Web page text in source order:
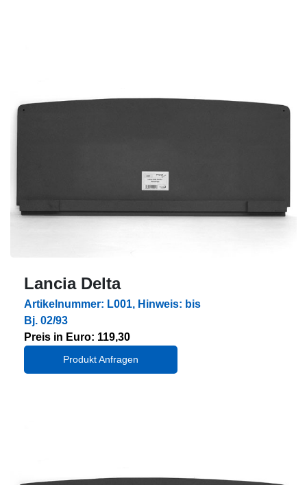
Lancia Delta
Artikelnummer: L001, Hinweis: bis
Bj. 02/93
Preis in Euro: 119,30
Produkt Anfragen